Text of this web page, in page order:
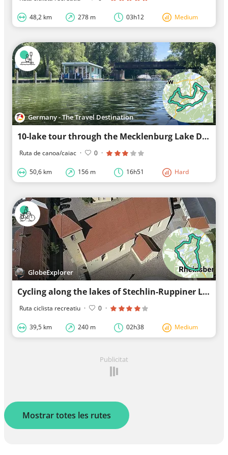
48,2 km 278 m 03h12 Medium
Germany - The Travel Destination
10-lake tour through the Mecklenburg Lake District
Ruta de canoa/caiac · 0 ·
50,6 km 156 m 16h51 Hard
GlobeExplorer
Cycling along the lakes of Stechlin-Ruppiner Land
Ruta ciclista recreatiu · 0 ·
39,5 km 240 m 02h38 Medium
Publicitat
Mostrar totes les rutes